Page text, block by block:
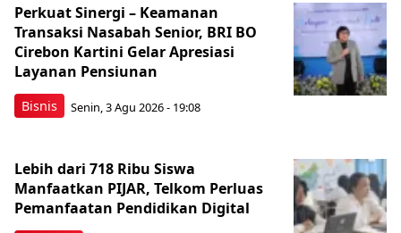
Bisnis
Perkuat Sinergi – Keamanan
Transaksi Nasabah Senior, BRI BO
Cirebon Kartini Gelar Apresiasi
Layanan Pensiunan
Senin, 3 Agu 2026 - 19:08
Lebih dari 718 Ribu Siswa
Manfaatkan PIJAR, Telkom Perluas
Pemanfaatan Pendidikan Digital